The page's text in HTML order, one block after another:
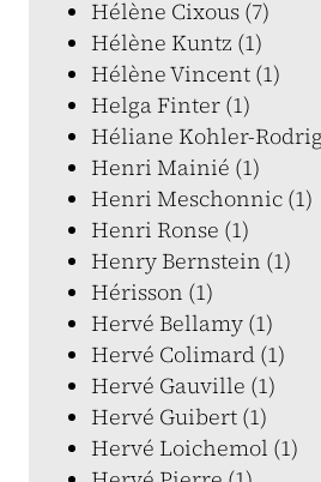
Hélène Cixous (7)
Hélène Kuntz (1)
Hélène Vincent (1)
Helga Finter (1)
Héliane Kohler-
Henri Mainié (1)
Henri Meschonnic (1)
Henri Ronse (1)
Henry Bernstein (1)
Hérisson (1)
Hervé Bellamy (1)
Hervé Colimard (1)
Hervé Gauville (1)
Hervé Guibert (1)
Hervé Loichemol (1)